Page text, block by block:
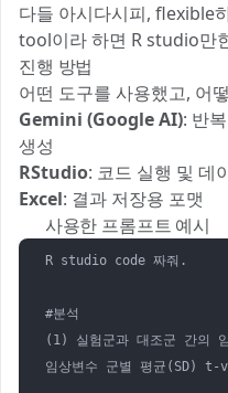
다들 아시다시피, flexible
tool이라 하면 R studio만
진행 방법
어떤 도구를 사용했고, 어
Gemini (Google AI): 반
생성
RStudio: 코드 실행 및 데
Excel: 결과 저장용 포맷
💬 사용한 프롬프트 예시
R studio code 짜줘.
#분석
(1) 실험군과 대조군 간의
임상변수 군별 평균(SD)